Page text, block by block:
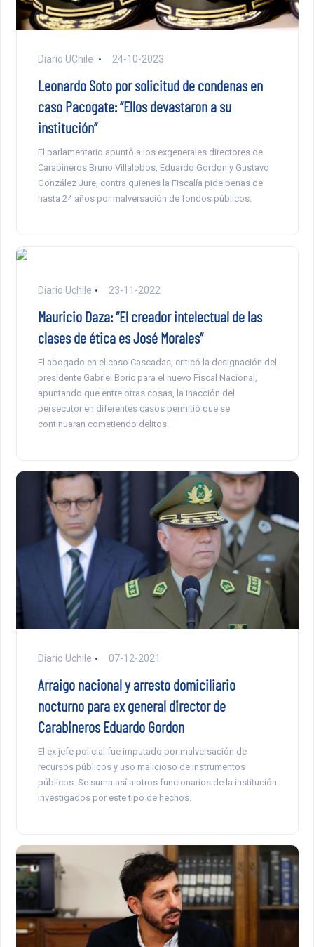
Diario UChile 24-10-2023
Leonardo Soto por solicitud de condenas en
caso Pacogate: “Ellos devastaron a su
institución”
El parlamentario apuntó a los exgenerales directores de
Carabineros Bruno Villalobos, Eduardo Gordon y Gustavo
González Jure, contra quienes la Fiscalía pide penas de
hasta 24 años por malversación de fondos públicos.
Diario Uchile 23-11-2022
Mauricio Daza: “El creador intelectual de las
clases de ética es José Morales”
El abogado en el caso Cascadas, criticó la designación del
presidente Gabriel Boric para el nuevo Fiscal Nacional,
apuntando que entre otras cosas, la inacción del
persecutor en diferentes casos permitió que se
continuaran cometiendo delitos.
Diario Uchile 07-12-2021
Arraigo nacional y arresto domiciliario
nocturno para ex general director de
Carabineros Eduardo Gordon
El ex jefe policial fue imputado por malversación de
recursos públicos y uso malicioso de instrumentos
públicos. Se suma así a otros funcionarios de la institución
investigados por este tipo de hechos.